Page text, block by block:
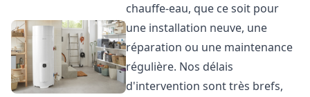
chauffe-eau, que ce soit pour
une installation neuve, une
réparation ou une maintenance
régulière. Nos délais
d'intervention sont très brefs,